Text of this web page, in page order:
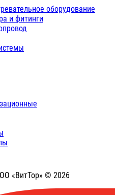
оборудование
и фитинги
«ВитТор» © 2026